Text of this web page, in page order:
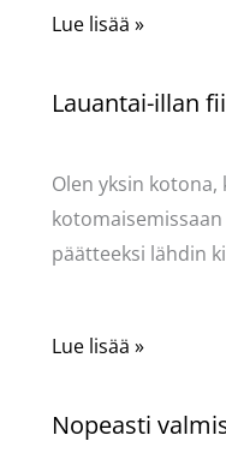
Lue lisää »
Lauantai-illan
Olen yksin
päätteeksi lähdin
Lue lisää »
Nopeasti